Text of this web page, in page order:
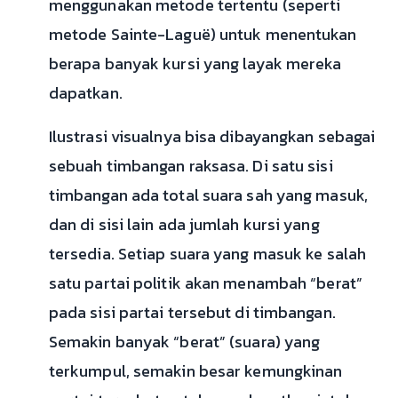
menggunakan metode tertentu (seperti
metode Sainte-Laguë) untuk menentukan
berapa banyak kursi yang layak mereka
dapatkan.
Ilustrasi visualnya bisa dibayangkan sebagai
sebuah timbangan raksasa. Di satu sisi
timbangan ada total suara sah yang masuk,
dan di sisi lain ada jumlah kursi yang
tersedia. Setiap suara yang masuk ke salah
satu partai politik akan menambah “berat”
pada sisi partai tersebut di timbangan.
Semakin banyak “berat” (suara) yang
terkumpul, semakin besar kemungkinan